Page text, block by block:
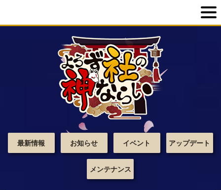
最新情報 お知らせ イベント アップデート
メンテナンス